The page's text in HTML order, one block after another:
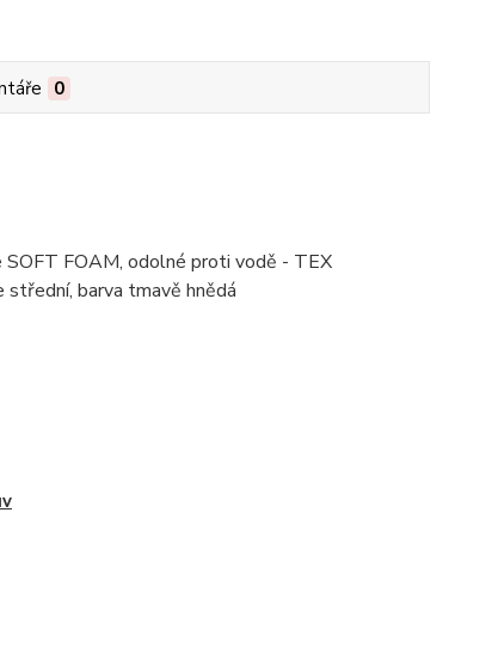
0
FOAM, odolné proti vodě - TEX
barva tmavě hnědá